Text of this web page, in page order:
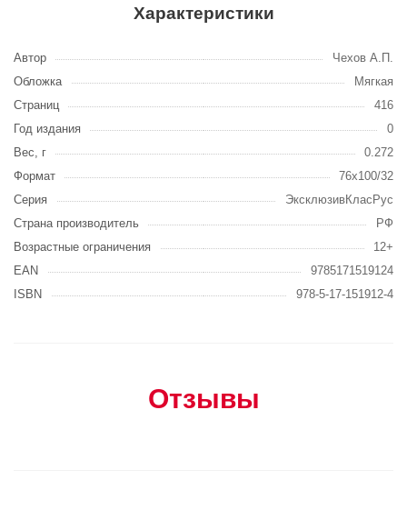
Характеристики
Автор
Чехов А.П.
Обложка
Мягкая
Страниц
416
Год издания
0
Вес, г
0.272
Формат
76x100/32
Серия
ЭксклюзивКласРус
Страна производитель
РФ
Возрастные ограничения
12+
EAN
9785171519124
ISBN
978-5-17-151912-4
Отзывы